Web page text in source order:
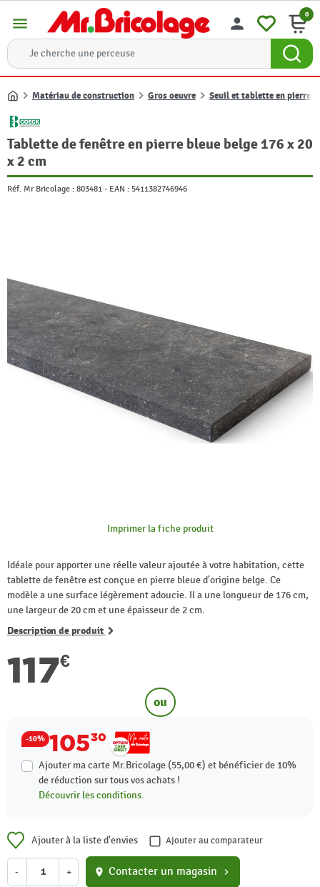
menu person 0
Accueil
Matériau de construction Gros oeuvre Seuil et tablette en pierre
Tablette de fenêtre en pierre bleue belge 176 x 20
x 2 cm
Réf. Mr Bricolage : 803481 - EAN : 5411382746946
Imprimer la fiche produit
Idéale pour apporter une réelle valeur ajoutée à votre habitation, cette
tablette de fenêtre est conçue en pierre bleue d'origine belge. Ce
modèle a une surface légèrement adoucie. Il a une longueur de 176 cm,
une largeur de 20 cm et une épaisseur de 2 cm.
Description de produit
117€
ou
-10% 10530
Ajouter ma carte Mr.Bricolage (55,00 €) et bénéficier de 10%
de réduction sur tous vos achats !
Découvrir les conditions.
Ajouter à la liste d'envies Ajouter au comparateur
- + location_on Contacter un magasin chevron_right